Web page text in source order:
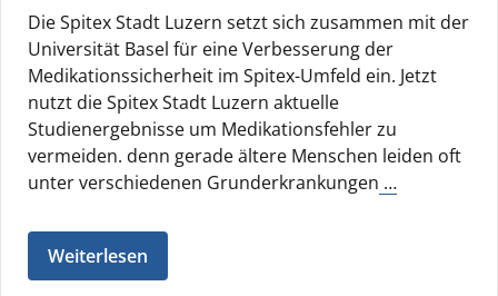
Die Spitex Stadt Luzern setzt sich zusammen mit der
Universität Basel für eine Verbesserung der
Medikationssicherheit im Spitex-Umfeld ein. Jetzt
nutzt die Spitex Stadt Luzern aktuelle
Studienergebnisse um Medikationsfehler zu
vermeiden. denn gerade ältere Menschen leiden oft
unter verschiedenen Grunderkrankungen …
Weiterlesen